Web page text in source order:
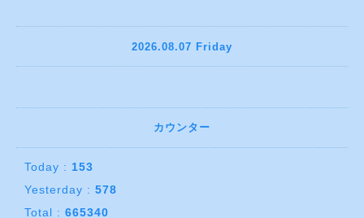
2026.08.07 Friday
カウンター
Today : 153
Yesterday : 578
Total : 665340